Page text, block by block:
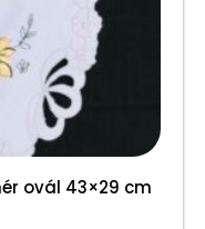
ovál 43×29 cm